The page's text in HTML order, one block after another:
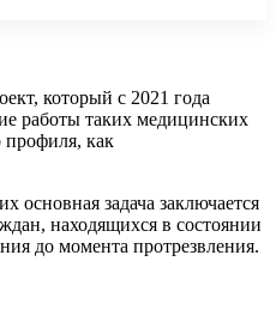
который с 2021 года
работы таких медицинских
профиля, как
основная задача заключается
находящихся в состоянии
до момента протрезвления.